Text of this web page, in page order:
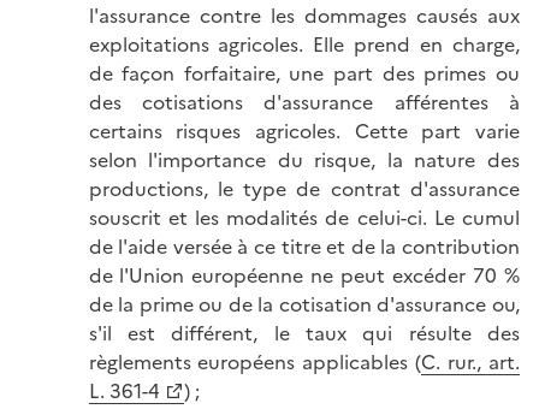
l'assurance contre les dommages causés aux
exploitations agricoles. Elle prend en charge,
de façon forfaitaire, une part des primes ou
des cotisations d'assurance afférentes à
certains risques agricoles. Cette part varie
selon l'importance du risque, la nature des
productions, le type de contrat d'assurance
souscrit et les modalités de celui-ci. Le cumul
de l'aide versée à ce titre et de la contribution
de l'Union européenne ne peut excéder 70 %
de la prime ou de la cotisation d'assurance ou,
s'il est différent, le taux qui résulte des
règlements européens applicables (C. rur., art.
L. 361-4
) ;